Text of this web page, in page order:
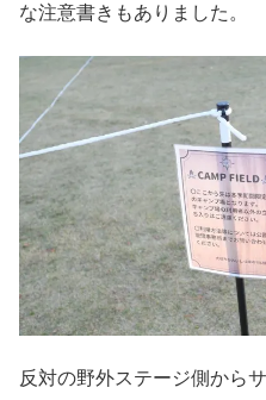
な注意書きもありました。
反対の野外ステージ側から